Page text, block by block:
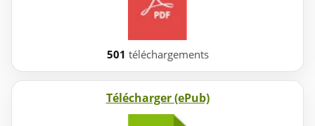
501 téléchargements
Télécharger (ePub)